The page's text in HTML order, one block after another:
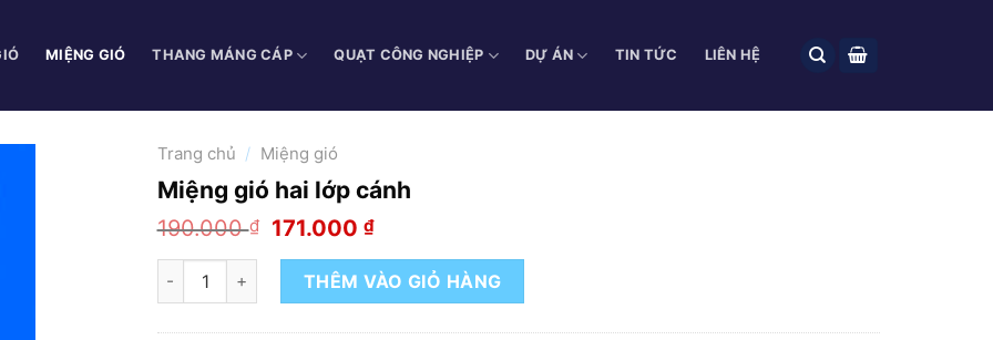
MIỆNG GIÓ THANG MÁNG CÁP QUẠT CÔNG NGHIỆP DỰ ÁN TIN TỨC LIÊN HỆ
Trang chủ / Miệng gió
Miệng gió hai lớp cánh
190.000₫
Giá
190.000 ₫.
171.000 ₫Giá
tại
là:
Miệng gió hai lớp cánh số lượngTHÊM VÀO GIỎ HÀNG